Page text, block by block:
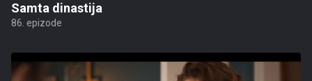
Samta dinastija
86. epizode